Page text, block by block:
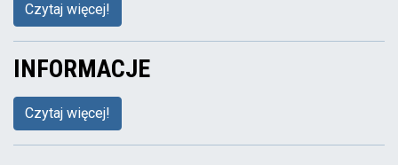
Czytaj więcej!
INFORMACJE
Czytaj więcej!